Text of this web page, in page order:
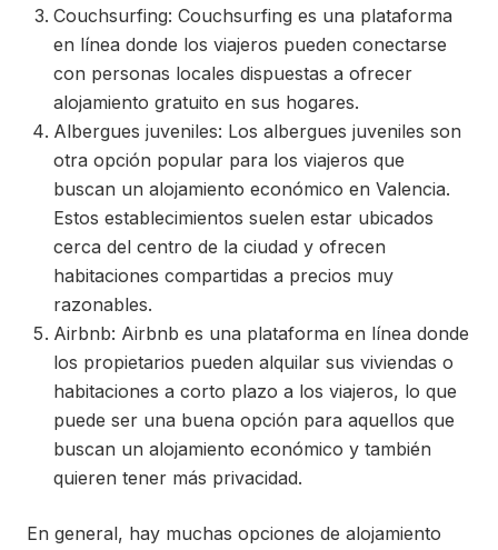
Couchsurfing: Couchsurfing es una plataforma
en línea donde los viajeros pueden conectarse
con personas locales dispuestas a ofrecer
alojamiento gratuito en sus hogares.
Albergues juveniles: Los albergues juveniles son
otra opción popular para los viajeros que
buscan un alojamiento económico en Valencia.
Estos establecimientos suelen estar ubicados
cerca del centro de la ciudad y ofrecen
habitaciones compartidas a precios muy
razonables.
Airbnb: Airbnb es una plataforma en línea donde
los propietarios pueden alquilar sus viviendas o
habitaciones a corto plazo a los viajeros, lo que
puede ser una buena opción para aquellos que
buscan un alojamiento económico y también
quieren tener más privacidad.
En general, hay muchas opciones de alojamiento